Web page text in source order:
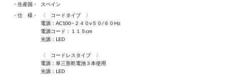
・生産国・
スペイン
・仕 様・
〈 コードタイプ 〉
電源：AC100−２４０v５０/６０Hz
電源コード：１１５cm
光源：LED
〈 コードレスタイプ 〉
電源：単三形乾電池３本使用
光源：LED